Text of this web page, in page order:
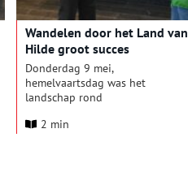
Wandelen door het Land van
Hilde groot succes
Donderdag 9 mei,
hemelvaartsdag was het
landschap rond
Hilde in Castricum het decor
2 min